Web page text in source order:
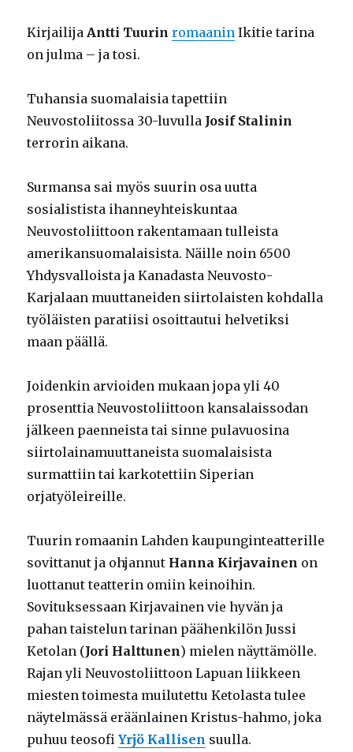
KirjailijaAntti Tuurin romaanin Ikitie tarina
on julma – ja tosi.
Tuhansia suomalaisia tapettiin
Neuvostoliitossa 30-luvulla Josif Stalinin
terrorin aikana.
Surmansa sai myös suurin osa uutta
sosialistista ihanneyhteiskuntaa
Neuvostoliittoon rakentamaan tulleista
amerikansuomalaisista. Näille noin 6500
Yhdysvalloista ja Kanadasta Neuvosto-
Karjalaan muuttaneiden siirtolaisten kohdalla
työläisten paratiisi osoittautui helvetiksi
maan päällä.
Joidenkin arvioiden mukaan jopa yli 40
prosenttia Neuvostoliittoon kansalaissodan
jälkeen paenneista tai sinne pulavuosina
siirtolainamuuttaneista suomalaisista
surmattiin tai karkotettiin Siperian
orjatyöleireille.
Tuurin romaanin Lahden kaupunginteatterille
sovittanut ja ohjannut Hanna Kirjavainen on
luottanut teatterin omiin keinoihin.
Sovituksessaan Kirjavainen vie hyvän ja
pahan taistelun tarinan päähenkilön Jussi
Ketolan (Jori Halttunen) mielen näyttämölle.
Rajan yli Neuvostoliittoon Lapuan liikkeen
miesten toimesta muilutettu Ketolasta tulee
näytelmässä eräänlainen Kristus-hahmo, joka
puhuu teosofiYrjö Kallisen suulla.